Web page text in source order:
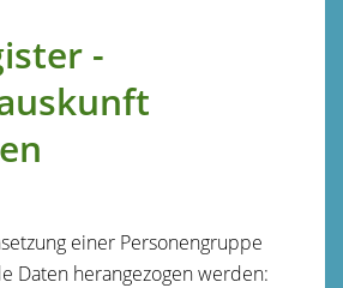
-
einer Personengruppe
Daten herangezogen werden: